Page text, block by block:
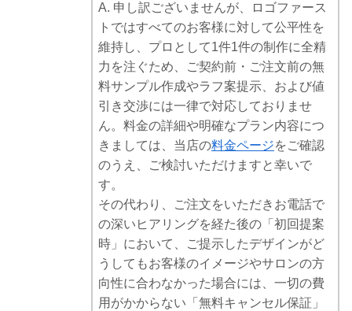
A. 申し訳ございませんが、ロゴファース
トではすべてのお客様に対して公平性を
維持し、プロとして1件1件の制作に全精
力を注ぐため、ご契約前・ご注文前の無
料サンプル作成やラフ案提示、および値
引き交渉には一律で対応しておりませ
ん。料金の詳細や明確なプラン内容につ
きましては、当店の料金ページをご確認
のうえ、ご検討いただけますと幸いで
す。
その代わり、ご注文をいただきお電話で
の深いヒアリングを経た後の「初回提案
時」において、ご提示したデザインがど
うしてもお客様のイメージやサロンの方
向性に合わなかった場合には、一切の費
用がかからない「無料キャンセル保証」